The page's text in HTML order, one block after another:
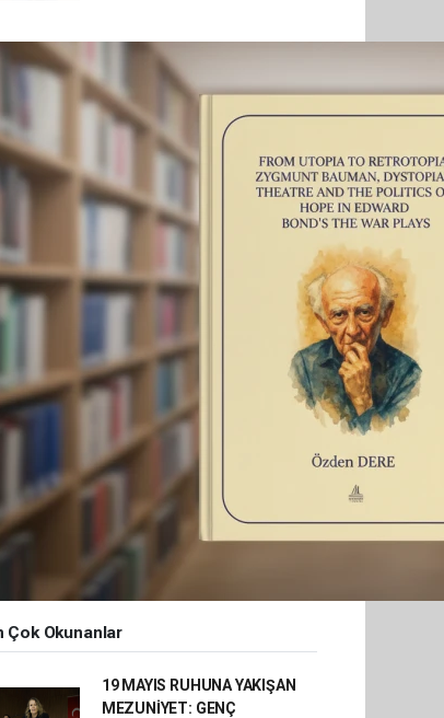
Çok Okunanlar
19 MAYIS RUHUNA YAKIŞAN
MEZUNİYET: GENÇ